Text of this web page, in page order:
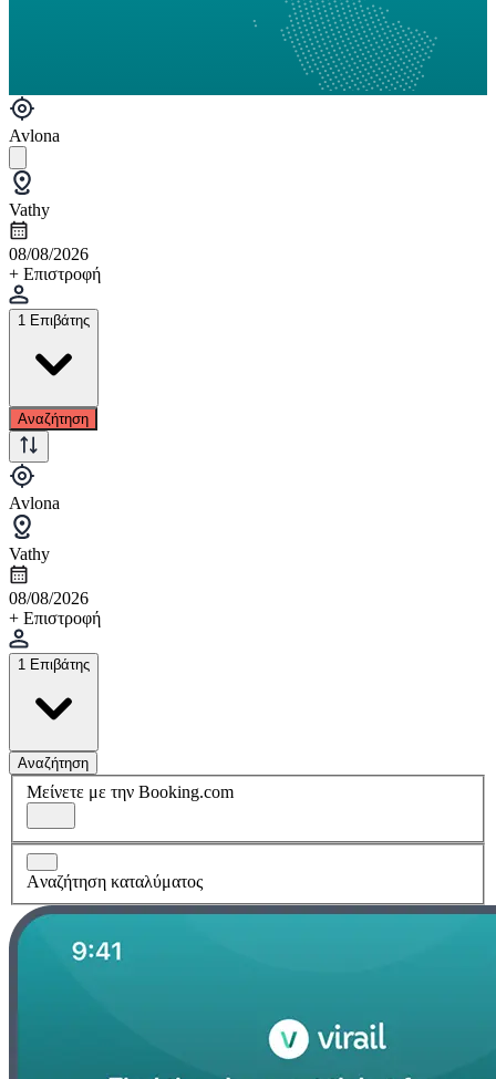
Avlona
Vathy
08/08/2026
+ Επιστροφή
1 Επιβάτης
Αναζήτηση
Avlona
Vathy
08/08/2026
+ Επιστροφή
1 Επιβάτης
Αναζήτηση
Μείνετε με την Booking.com
Aναζήτηση καταλύματος